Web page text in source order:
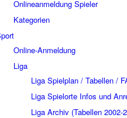
Onlineanmeldung Spieler
Kategorien
Online-Anmeldung
Liga
Liga Spielplan / Tabellen /
Liga Spielorte Infos und
Liga Archiv (Tabellen 2002-